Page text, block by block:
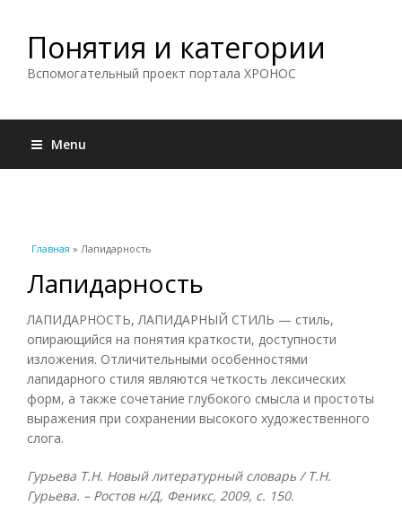
Понятия и категории
Вспомогательный проект портала ХРОНОС
Menu
Вы здесь
Главная » Лапидарность
Лапидарность
ЛАПИДАРНОСТЬ, ЛАПИДАРНЫЙ СТИЛЬ — стиль,
опирающийся на понятия краткости, доступности
изложения. Отличительными особенностями
лапидарного стиля являются четкость лексических
форм, а также сочетание глубокого смысла и простоты
выражения при сохранении высокого художественного
слога.
Гурьева Т.Н. Новый литературный словарь / Т.Н.
Гурьева. – Ростов н/Д, Феникс, 2009, с. 150.